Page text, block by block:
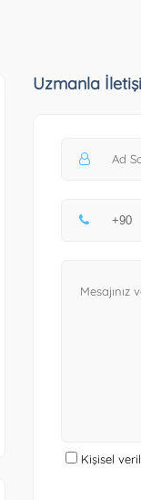
Uzmanla
Kişisel